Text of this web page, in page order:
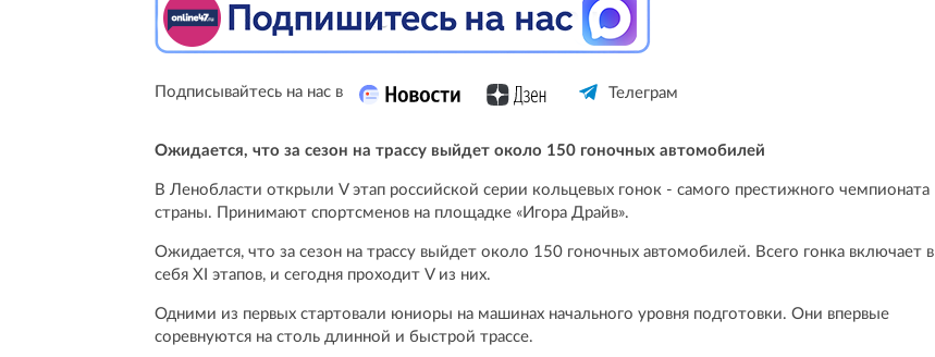
Подписывайтесь на нас в Телеграм
Ожидается, что за сезон на трассу выйдет около 150 гоночных автомобилей
В Ленобласти открыли V этап российской серии кольцевых гонок - самого престижного чемпионата
страны. Принимают спортсменов на площадке «Игора Драйв».
Ожидается, что за сезон на трассу выйдет около 150 гоночных автомобилей. Всего гонка включает в
себя XI этапов, и сегодня проходит V из них.
Одними из первых стартовали юниоры на машинах начального уровня подготовки. Они впервые
соревнуются на столь длинной и быстрой трассе.